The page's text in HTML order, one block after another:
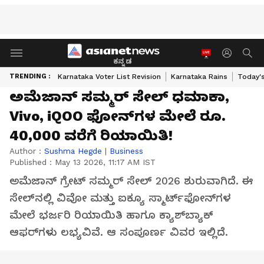
ಕನ್ನಡ
TRENDING : Karnataka Voter List Revision Karnataka Rains
ಅಮೆಜಾನ್ ಸಮ್ಮರ್ ಸೇಲ್ ಧಮಾಕಾ,
Vivo, iQOO ಫೋನ್‌ಗಳ ಮೇಲೆ ರೂ.
40,000 ವರೆಗೆ ರಿಯಾಯಿತಿ!
Author : Sushma Hegde | Business
Published : May 13 2026, 11:17 AM IST
ಅಮೆಜಾನ್ ಗ್ರೇಟ್ ಸಮ್ಮರ್ ಸೇಲ್ 2026 ಶುರುವಾಗಿದೆ. ಈ
ಸೇಲ್‌ನಲ್ಲಿ ವಿವೋ ಮತ್ತು ಐಕ್ಯೂ ಸ್ಮಾರ್ಟ್‌ಫೋನ್‌ಗಳ
ಮೇಲೆ ಭರ್ಜರಿ ರಿಯಾಯಿತಿ ಹಾಗೂ ಕ್ಯಾಶ್‌ಬ್ಯಾಕ್
ಆಫರ್‌ಗಳು ಲಭ್ಯವಿವೆ. ಆ ಸಂಪೂರ್ಣ ವಿವರ ಇಲ್ಲಿದೆ.